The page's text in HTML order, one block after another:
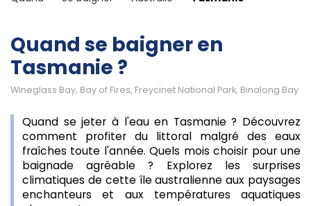
Quand se baigner en
Tasmanie ?
Wineglass Bay, Bay of Fires, Freycinet National Park, Binalong Bay
Quand se jeter à l'eau en Tasmanie ? Découvrez
comment profiter du littoral malgré des eaux
fraîches toute l'année. Quels mois choisir pour une
baignade agréable ? Explorez les surprises
climatiques de cette île australienne aux paysages
enchanteurs et aux températures aquatiques